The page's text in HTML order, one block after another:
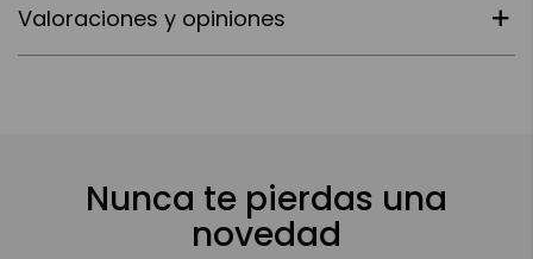
Valoraciones y opiniones
Nunca te pierdas una
novedad